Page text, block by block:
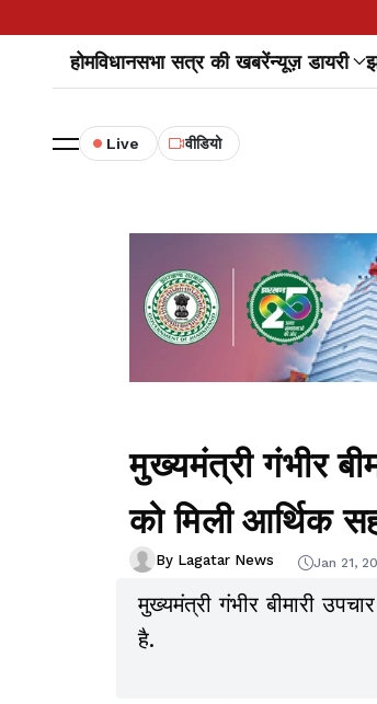
होमविधानसभा सत्र की खबरेंन्यूज़ डायरी
Live वीडियो
मुख्यमंत्री गंभीर
को मिली आर्थिक
By Lagatar News Jan 21,
मुख्यमंत्री गंभीर बीमारी
है.